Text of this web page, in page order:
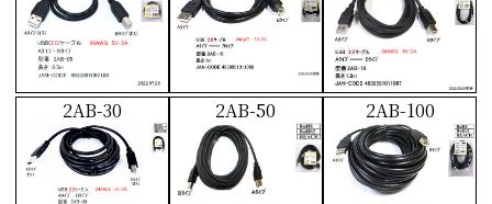
2AB-30 2AB-50 2AB-100